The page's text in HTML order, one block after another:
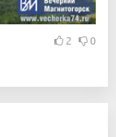
2 0